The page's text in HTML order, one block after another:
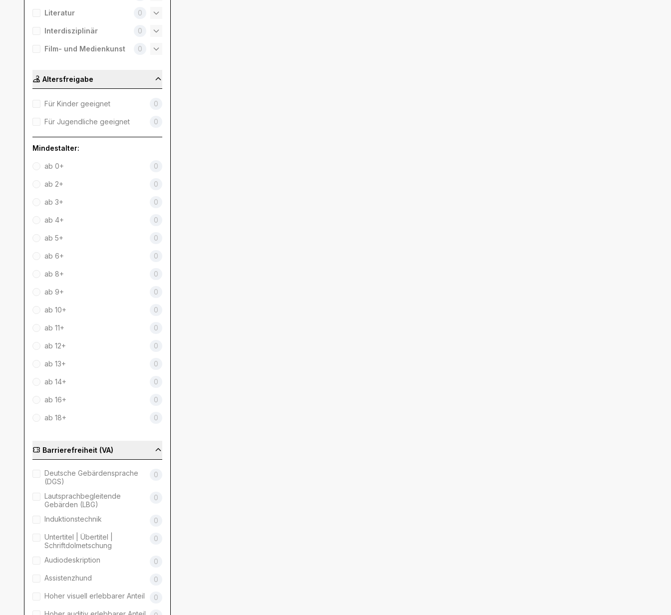
Literatur 0
Interdisziplinär 0
Film- und Medienkunst 0
Altersfreigabe
Für Kinder geeignet 0
Für Jugendliche geeignet 0
Mindestalter:
ab 0+ 0
ab 2+ 0
ab 3+ 0
ab 4+ 0
ab 5+ 0
ab 6+ 0
ab 8+ 0
ab 9+ 0
ab 10+ 0
ab 11+ 0
ab 12+ 0
ab 13+ 0
ab 14+ 0
ab 16+ 0
ab 18+ 0
Barrierefreiheit (VA)
Deutsche Gebärdensprache
(DGS)
0
Lautsprachbegleitende
Gebärden (LBG)
0
Induktionstechnik 0
Untertitel | Übertitel |
Schriftdolmetschung
0
Audiodeskription 0
Assistenzhund 0
Hoher visuell erlebbarer Anteil 0